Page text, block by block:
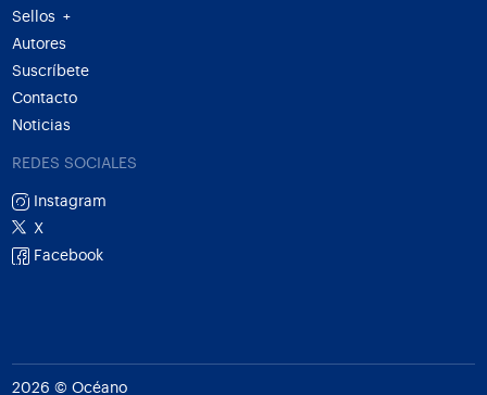
Sellos
+
Autores
Suscríbete
Contacto
Noticias
REDES SOCIALES
Instagram
X
Facebook
2026 © Océano